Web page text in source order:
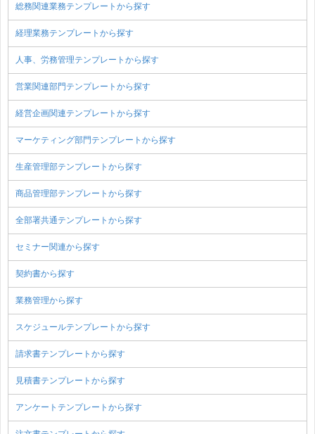
総務関連業務テンプレートから探す
経理業務テンプレートから探す
人事、労務管理テンプレートから探す
営業関連部門テンプレートから探す
経営企画関連テンプレートから探す
マーケティング部門テンプレートから探す
生産管理部テンプレートから探す
商品管理部テンプレートから探す
全部署共通テンプレートから探す
セミナー関連から探す
契約書から探す
業務管理から探す
スケジュールテンプレートから探す
請求書テンプレートから探す
見積書テンプレートから探す
アンケートテンプレートから探す